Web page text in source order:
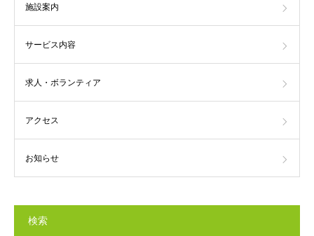
施設案内
サービス内容
求人・ボランティア
アクセス
お知らせ
検索